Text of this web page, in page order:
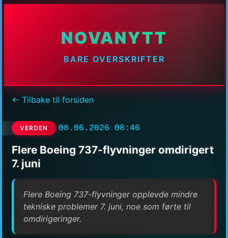
NOVANYTT
BARE OVERSKRIFTER
← Tilbake til forsiden
VERDEN 08.06.2026 08:46
Flere Boeing 737-flyvninger omdirigert
7. juni
Flere Boeing 737-flyvninger opplevde mindre
tekniske problemer 7. juni, noe som førte til
omdirigeringer.